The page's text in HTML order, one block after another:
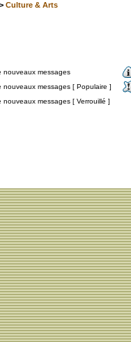
Culture & Arts
nouveaux messages
nouveaux messages [ Populaire ]
nouveaux messages [ Verrouillé ]